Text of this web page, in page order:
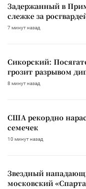
Задержанный в
слежке за
7 минут назад
Сикорский:
грозит разрывом
8 минут назад
США рекордно
семечек
10 минут назад
Звездный
московский